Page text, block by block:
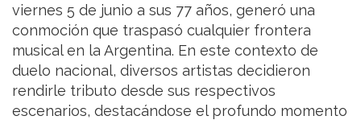
viernes 5 de junio a sus 77 años, generó una
conmoción que traspasó cualquier frontera
musical en la Argentina. En este contexto de
duelo nacional, diversos artistas decidieron
rendirle tributo desde sus respectivos
escenarios, destacándose el profundo momento